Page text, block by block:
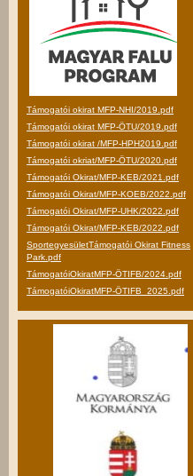
Támogatói okirat MFP-NHI/2019.pdf
Támogatói okirat MFP-ÖTU/2019.pdf
Támogatói okirat /MFP-HPH2019.pdf
Támogatói okriat/MFP-ÖTU/2020.pdf
Támogatói Okirat/MFP-KEB/2021.pdf
Támogatói Okirat/MFP-KOEB/2022.pdf
Támogatói Okirat/MFP-UHK/2022.pdf
Támogatói Okirat/MFP-KEB/2022.pdf
SportegyesületTámogatói Okirat Fitness
Park.pdf
TámogatóiOkiratMFP-ÖTIFB/2024.pdf
TámogatóiOkiratMFP-ÖTIFB_2025.pdf